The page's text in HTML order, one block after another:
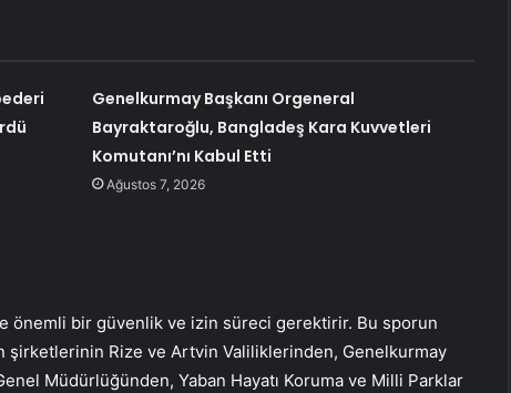
Genelkurmay Başkanı Orgeneral
Bayraktaroğlu, Bangladeş Kara Kuvvetleri
Komutanı’nı Kabul Etti
Ağustos 7, 2026
önemli bir güvenlik ve izin süreci gerektirir. Bu sporun
şirketlerinin Rize ve Artvin Valiliklerinden, Genelkurmay
Müdürlüğünden, Yaban Hayatı Koruma ve Milli Parklar